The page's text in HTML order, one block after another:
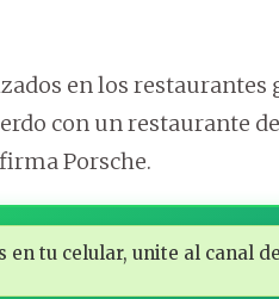
en los restaurantes
con un restaurante
Porsche.
en tu celular, unite al canal